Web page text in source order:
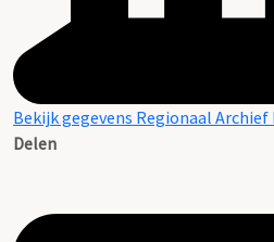
Bekijk gegevens Regionaal Archief
Delen